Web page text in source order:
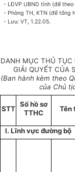
- LĐVP UBND tỉnh (để theo
- Phòng TH, KTN (để tổng
- Lưu: VT, 1.22.05.
DANH MỤC THỦ TỤC
GIẢI QUYẾT CỦA
(Ban hành kèm theo
của Chủ
STT
Số hồ sơ
TTHC
Tên
I. Lĩnh vực đường bộ